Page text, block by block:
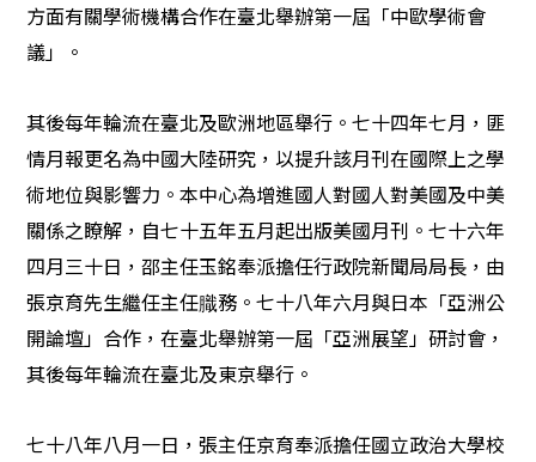
方面有關學術機構合作在臺北舉辦第一屆「中歐學術會
議」。
其後每年輪流在臺北及歐洲地區舉行。七十四年七月，匪
情月報更名為中國大陸研究，以提升該月刊在國際上之學
術地位與影響力。本中心為增進國人對國人對美國及中美
關係之瞭解，自七十五年五月起出版美國月刊。七十六年
四月三十日，邵主任玉銘奉派擔任行政院新聞局局長，由
張京育先生繼任主任膱務。七十八年六月與日本「亞洲公
開論壇」合作，在臺北舉辦第一屆「亞洲展望」研討會，
其後每年輪流在臺北及東京舉行。
七十八年八月一日，張主任京育奉派擔任國立政治大學校